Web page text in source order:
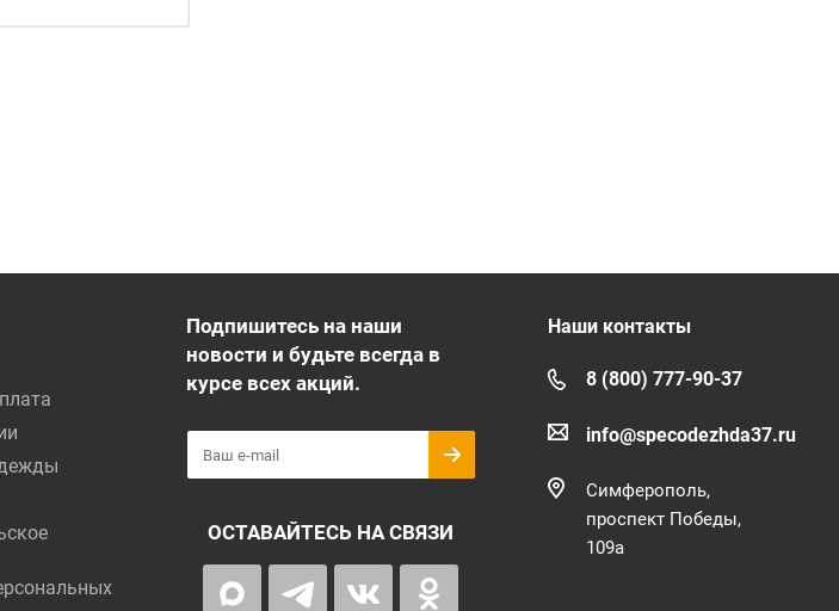
Подпишитесь на наши
новости и будьте всегда в
курсе всех акций.
ОСТАВАЙТЕСЬ НА СВЯЗИ
Наши контакты
8 (800) 777-90-37
info@specodezhda37.ru
Симферополь,
проспект Победы,
109а